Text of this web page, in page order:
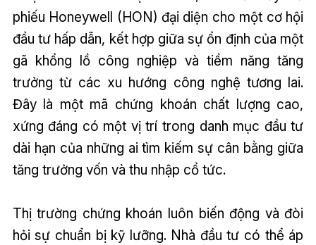
phiếu Honeywell (HON) đại diện cho một cơ hội
đầu tư hấp dẫn, kết hợp giữa sự ổn định của một
gã khổng lồ công nghiệp và tiềm năng tăng
trưởng từ các xu hướng công nghệ tương lai.
Đây là một mã chứng khoán chất lượng cao,
xứng đáng có một vị trí trong danh mục đầu tư
dài hạn của những ai tìm kiếm sự cân bằng giữa
tăng trưởng vốn và thu nhập cổ tức.
Thị trường chứng khoán luôn biến động và đòi
hỏi sự chuẩn bị kỹ lưỡng. Nhà đầu tư có thể áp